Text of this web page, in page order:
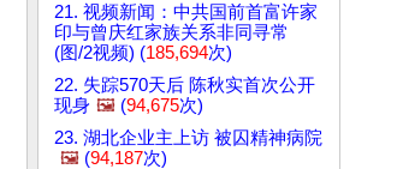
21. 视频新闻：中共国前首富许家
印与曾庆红家族关系非同寻常
(图/2视频) (185,694次)
22. 失踪570天后 陈秋实首次公开
现身 🖼️ (94,675次)
23. 湖北企业主上访 被囚精神病院
🖼️ (94,187次)